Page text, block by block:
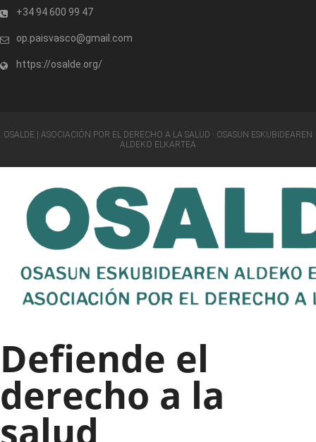
+34 94 600 99 47
op.paisvasco@gmail.com
https://osalde.org/
OSALDE | ASOCIACIÓN POR EL DERECHO A LA SALUD · OSASUN ESKUBIDEAREN
ALDEKO ELKARTEA
Defiende el
derecho a la
salud